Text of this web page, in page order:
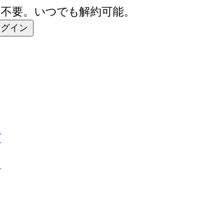
要。いつでも解約可能。
イン